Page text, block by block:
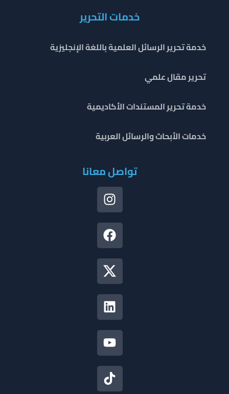
خدمات التحرير
خدمة تحرير الرسائل العلمية باللغة الإنجليزية
تحرير مقال علمي
خدمة تحرير المستندات الأكاديمية
خدمات الأبحاث والرسائل العربية
تواصل معانا